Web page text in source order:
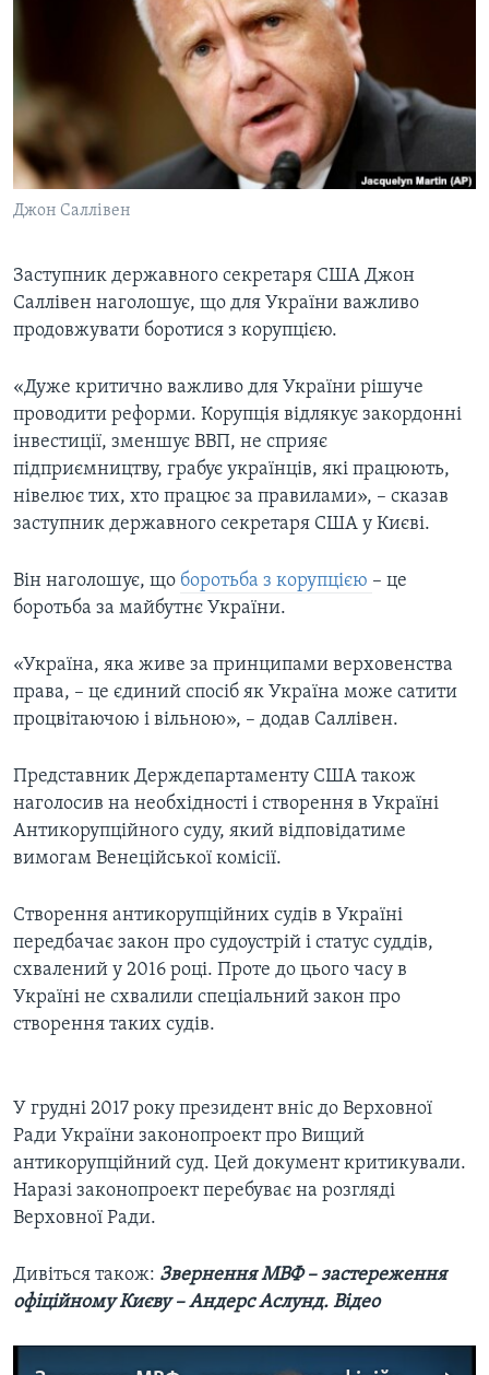
СУСПІЛЬСТВО
ІСТОРІЇ УСПІХУ УКРАЇНЦІВ
ТЕЛЕПРОГРАМИ
БРИФІНГ ГОЛОСУ АМЕРИКИ
СТУДІЯ ВАШИНГТОН
ВІКНО В АМЕРИКУ
ПОГЛЯД З ВАШИНГТОНА
ENGLISH
Learning English
Мови
Джон Саллівен
Заступник державного секретаря США Джон
Саллівен наголошує, що для України важливо
продовжувати боротися з корупцією.
«Дуже критично важливо для України рішуче
проводити реформи. Корупція відлякує закордонні
інвестиції, зменшує ВВП, не сприяє
підприємництву, грабує українців, які працюють,
нівелює тих, хто працює за правилами», – сказав
заступник державного секретаря США у Києві.
Він наголошує, що боротьба з корупцією – це
боротьба за майбутнє України.
«Україна, яка живе за принципами верховенства
права, – це єдиний спосіб як Україна може сатити
процвітаючою і вільною», – додав Саллівен.
Представник Держдепартаменту США також
наголосив на необхідності і створення в Україні
Антикорупційного суду, який відповідатиме
вимогам Венеційської комісії.
Створення антикорупційних судів в Україні
передбачає закон про судоустрій і статус суддів,
схвалений у 2016 році. Проте до цього часу в
Україні не схвалили спеціальний закон про
створення таких судів.
У грудні 2017 року президент вніс до Верховної
Ради України законопроект про Вищий
антикорупційний суд. Цей документ критикували.
Наразі законопроект перебуває на розгляді
Верховної Ради.
Дивіться також: Звернення МВФ – застереження
офіційному Києву – Андерс Аслунд. Відео